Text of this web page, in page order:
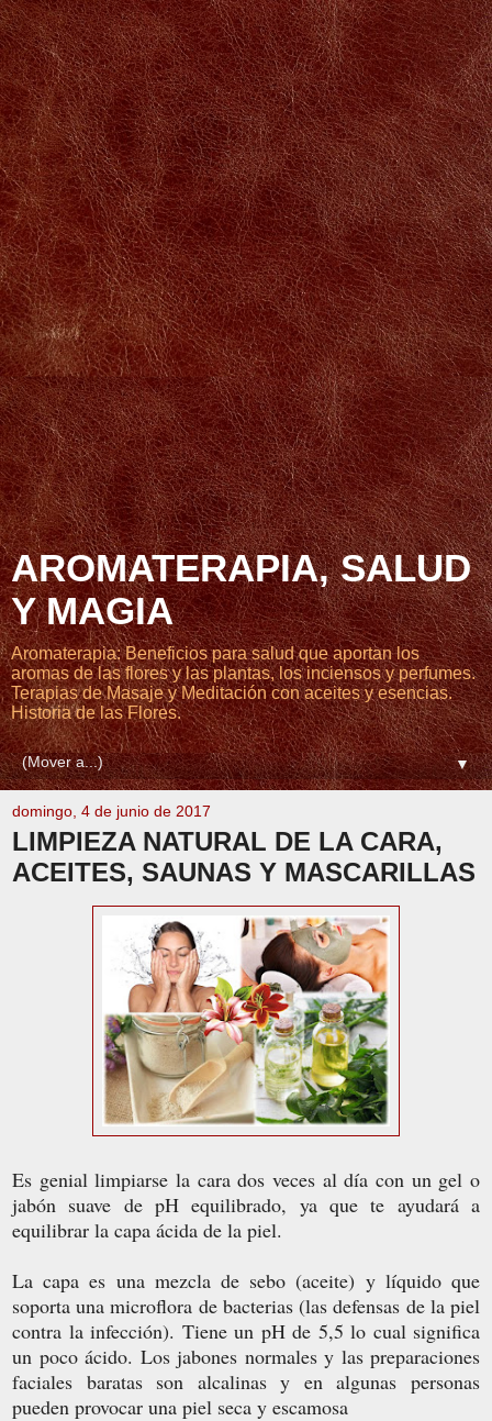
AROMATERAPIA, SALUD
Y MAGIA
Aromaterapia: Beneficios para salud que aportan los
aromas de las flores y las plantas, los inciensos y perfumes.
Terapias de Masaje y Meditación con aceites y esencias.
Historia de las Flores.
▼
domingo, 4 de junio de 2017
LIMPIEZA NATURAL DE LA CARA,
ACEITES, SAUNAS Y MASCARILLAS
Es genial limpiarse la cara dos veces al día con un gel o
jabón suave de pH equilibrado, ya que te ayudará a
equilibrar la capa ácida de la piel.
La capa es una mezcla de sebo (aceite) y líquido que
soporta una microflora de bacterias (las defensas de la piel
contra la infección). Tiene un pH de 5,5 lo cual significa
un poco ácido. Los jabones normales y las preparaciones
faciales baratas son alcalinas y en algunas personas
pueden provocar una piel seca y escamosa